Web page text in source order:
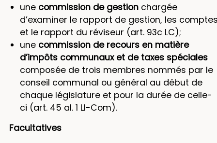
une commission de gestion chargée
d’examiner le rapport de gestion, les
et le rapport du réviseur (art. 93c LC);
une commission de recours en matière
d’impôts communaux et de taxes spéciales
composée de trois membres nommés par le
conseil communal ou général au début de
chaque législature et pour la durée de celle-
ci (art. 45 al. 1 LI-Com).
Facultatives